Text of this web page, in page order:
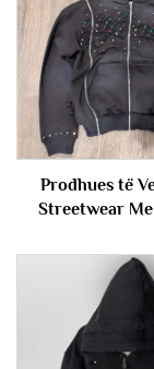
Prodhues të
Streetwear
Acidik Frëngjisë
Shkatërrim me
Zhgjëndur
Kapuç me Pull